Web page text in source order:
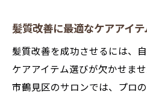
髪質改善に最適なケアアイ
髪質改善を成功させるには、
ケアアイテム選びが欠かせま
市鶴見区のサロンでは、プロ